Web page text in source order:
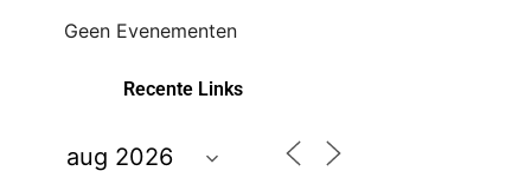
Geen Evenementen
Recente Links